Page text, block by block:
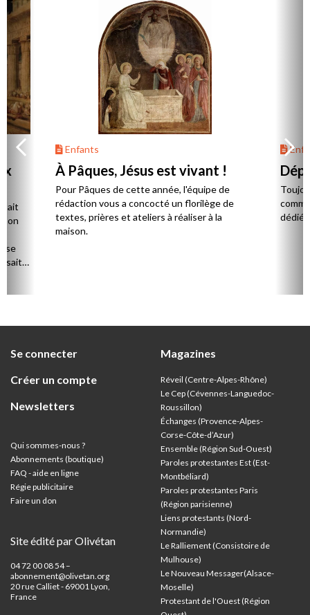
Enfants
À Pâques, Jésus est vivant !
Pour Pâques de cette année, l'équipe de
rédaction vous a concocté un florilège de
textes, prières et ateliers à réaliser à la
maison.
Se connecter
Créer un compte
Newsletters
Qui sommes-nous ?
Abonnements (boutique)
FAQ - aide en ligne
Régie publicitaire
Faire un don
Site édité par Olivétan
04 72 00 08 54 –
abonnement@olivetan.org
20 rue Calliet - 69001 Lyon,
France
Magazines
Réveil (Centre-Alpes-Rhône)
Le Cep (Cévennes-Languedoc-
Roussillon)
Échanges (Provence-Alpes-
Corse-Côte-d’Azur)
Ensemble (Région Sud-Ouest)
Paroles protestantes Est (Est-
Montbéliard)
Paroles protestantes Paris
(Région parisienne)
Liens protestants (Nord-
Normandie)
Le Ralliement (Consistoire de
Mulhouse)
Le Nouveau Messager(Alsace-
Moselle)
Protestant de l'Ouest (Région